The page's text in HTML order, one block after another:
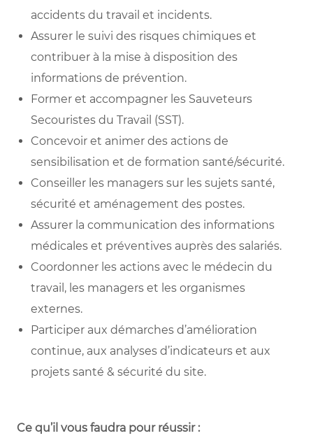
accidents du travail et incidents.
Assurer le suivi des risques chimiques et
contribuer à la mise à disposition des
informations de prévention.
Former et accompagner les Sauveteurs
Secouristes du Travail (SST).
Concevoir et animer des actions de
sensibilisation et de formation santé/sécurité.
Conseiller les managers sur les sujets santé,
sécurité et aménagement des postes.
Assurer la communication des informations
médicales et préventives auprès des salariés.
Coordonner les actions avec le médecin du
travail, les managers et les organismes
externes.
Participer aux démarches d’amélioration
continue, aux analyses d’indicateurs et aux
projets santé & sécurité du site.
Ce qu’il vous faudra pour réussir :